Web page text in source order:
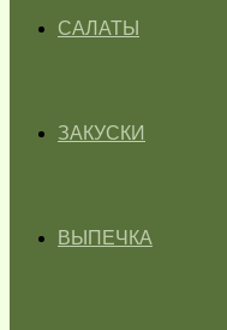
САЛАТЫ
ЗАКУСКИ
ВЫПЕЧКА